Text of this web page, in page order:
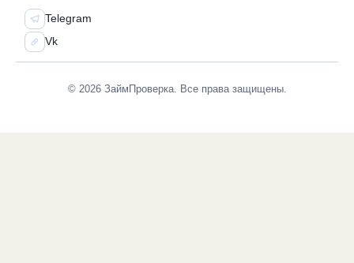
Telegram
Vk
© 2026 ЗаймПроверка. Все права защищены.